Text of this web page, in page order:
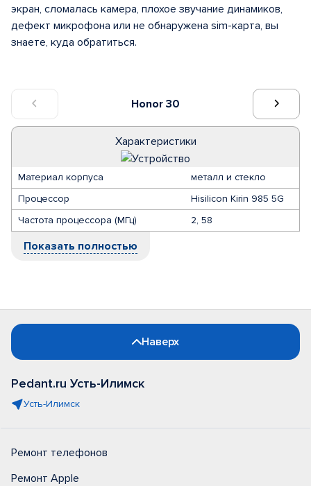
Honor 30
Характеристики
Материал корпуса
металл и стекло
Процессор
Hisilicon Kirin 985 5G
Частота процессора (МГц)
2, 58
Показать полностью
экран, сломалась камера, плохое звучание динамиков,
дефект микрофона или не обнаружена sim-карта, вы
знаете, куда обратиться.
Наверх
Pedant.ru Усть-Илимск
Усть-Илимск
Ремонт телефонов
Ремонт Apple